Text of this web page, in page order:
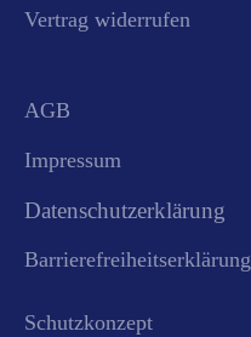
Vertrag widerrufen
AGB
Impressum
Datenschutzerklärung
Barrierefreiheitserklärung
Schutzkonzept